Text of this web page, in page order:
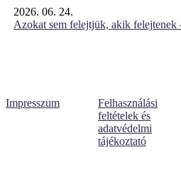
2026. 06. 24.
Azokat sem felejtjük, akik felejtenek
Impresszum
Felhasználási
feltételek és
adatvédelmi
tájékoztató